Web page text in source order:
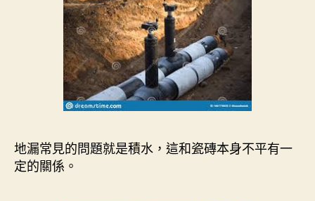
地漏常見的問題就是積水，這和瓷磚本身不平有一
定的關係。